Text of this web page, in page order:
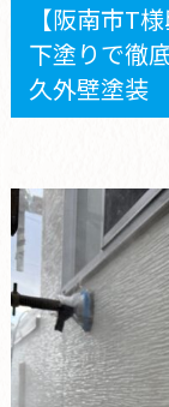
【阪南市T
下塗りで徹
久外壁塗装